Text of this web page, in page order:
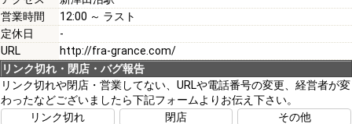
[必須]
営業時間
12:00 ～ ラスト
定休日
-
URL
http://fra-grance.com/
リンク切れ・閉店・バグ報告
リンク切れや閉店・営業してない、URLや電話番号の変更、経営者が変
わったなどございましたら下記フォームよりお伝え下さい。
リンク切れ
閉店 その他